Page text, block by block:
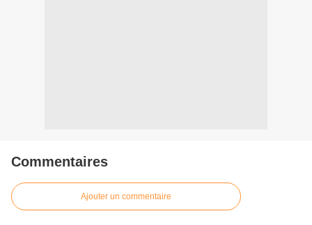
Commentaires
Ajouter un commentaire